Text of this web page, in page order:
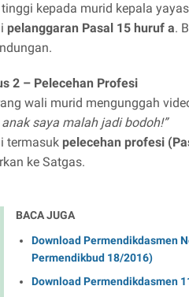
kepada murid kepala
pelanggaran Pasal 15 huruf a.
2 – Pelecehan Profesi
wali murid mengunggah
anak saya malah jadi bodoh!”
termasuk pelecehan profesi
ke Satgas.
BACA JUGA
Download Permendikdasmen
Permendikbud 18/2016)
Download Permendikdasmen